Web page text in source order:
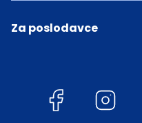
Za poslodavce